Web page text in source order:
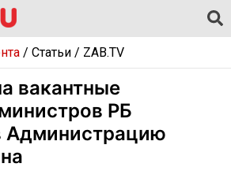
/ Статьи/ ZAB.TV
вакантные
РБ
Администрацию